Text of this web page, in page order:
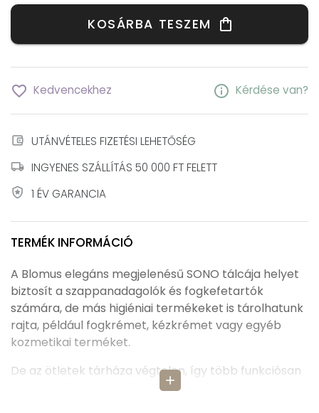
KOSÁRBA TESZEM shopping_bag
favorite_border Kedvencekhez info Kérdése van?
account_balance_wallet UTÁNVÉTELES FIZETÉSI LEHETŐSÉG
local_shipping INGYENES SZÁLLÍTÁS 50 000 FT FELETT
local_police 1 ÉV GARANCIA
TERMÉK INFORMÁCIÓ
add
A Blomus elegáns megjelenésű SONO tálcája helyet
biztosít a szappanadagolók és fogkefetartók
számára, de más higiéniai termékeket is tárolhatunk
rajta, például fogkrémet, kézkrémet vagy egyéb
kozmetikai terméket.
De az ötletek tárháza végtelen, így több funkciósan
felhasználható akár ékszertartónak, asztali